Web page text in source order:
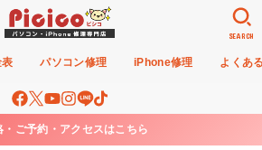
表 パソコン修理 iPhone修理 よくあ
SEARCH
・ご予約・アクセスはこちら